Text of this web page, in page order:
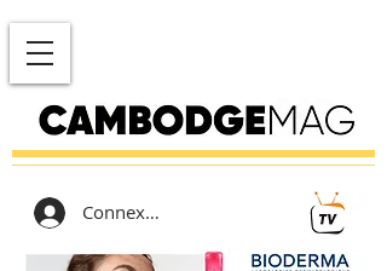
Connexion